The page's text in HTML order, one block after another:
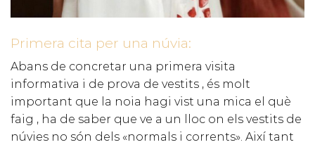
Primera cita per una núvia:
Abans de concretar una primera visita
informativa i de prova de vestits , és molt
important que la noia hagi vist una mica el què
faig , ha de saber que ve a un lloc on els vestits de
núvies no són dels «normals i corrents». Així tant